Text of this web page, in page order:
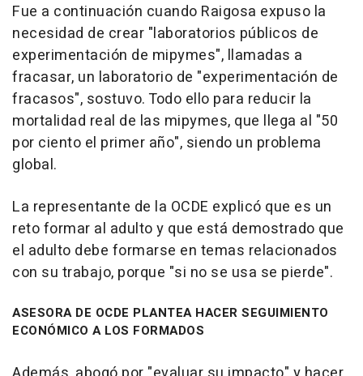
Fue a continuación cuando Raigosa expuso la
necesidad de crear "laboratorios públicos de
experimentación de mipymes", llamadas a
fracasar, un laboratorio de "experimentación de
fracasos", sostuvo. Todo ello para reducir la
mortalidad real de las mipymes, que llega al "50
por ciento el primer año", siendo un problema
global.
La representante de la OCDE explicó que es un
reto formar al adulto y que está demostrado que
el adulto debe formarse en temas relacionados
con su trabajo, porque "si no se usa se pierde".
ASESORA DE OCDE PLANTEA HACER SEGUIMIENTO
ECONÓMICO A LOS FORMADOS